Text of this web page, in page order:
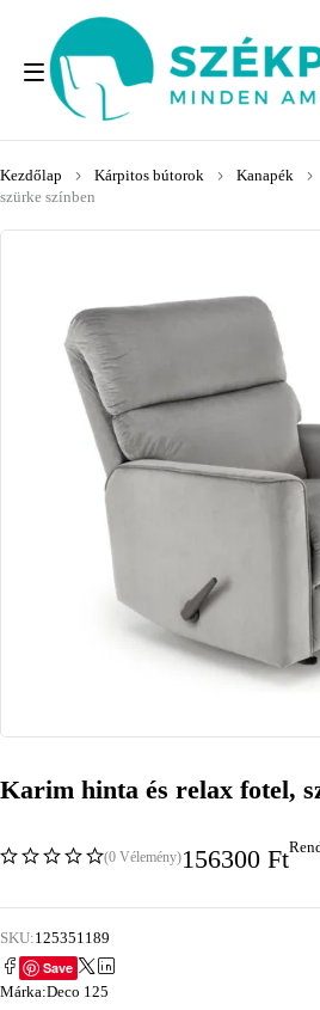
Kezdőlap Kárpitos bútorok Kanapék
szürke színben
Karim hinta és relax fotel,
(0 Vélemény)156300 Ft
SKU:125351189
Save
Márka:Deco 125